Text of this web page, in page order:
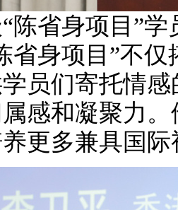
省身项目”学
省身项目”不
员们寄托情
感和凝聚力
更多兼具国